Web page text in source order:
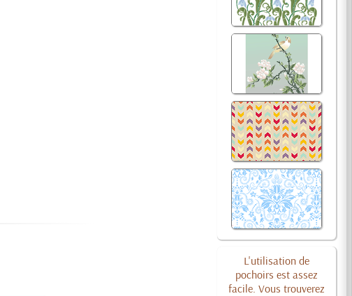
L'utilisation de
pochoirs est assez
facile. Vous trouverez